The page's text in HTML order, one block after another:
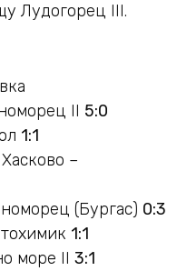
Лудогорец III.
II 5:0
1:1
–
(Бургас) 0:3
1:1
море II 3:1